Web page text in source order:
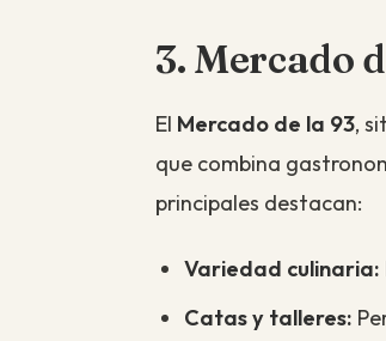
3. Mercado
El Mercado de la 93,
que combina
principales destacan:
Variedad culinaria:
Catas y talleres: